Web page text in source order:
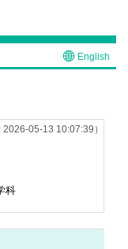
English
2026-05-13 10:07:39）
科